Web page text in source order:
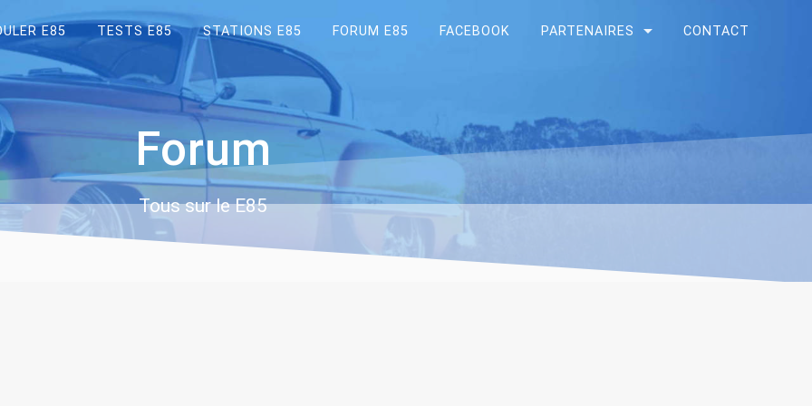
E85 TESTS E85 STATIONS E85 FORUM E85 FACEBOOK PARTENAIRES CONTACT
Forum
Tous sur le E85